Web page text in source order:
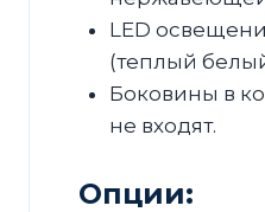
LED
(теплый
Боковины в
не входят.
Опции: